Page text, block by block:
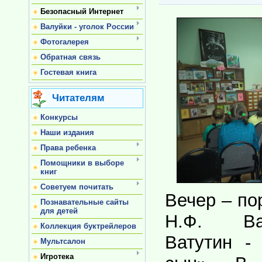
Безопасный Интернет
Валуйки - уголок России
Фотогалерея
Обратная связь
Гостевая книга
Читателям
Конкурсы
Наши издания
Права ребенка
Помощники в выборе
книг
Советуем почитать
Познавательные сайты
для детей
Коллекция буктрейлеров
Мультсалон
Игротека
Вечер –
Н.Ф.
Ватутин -